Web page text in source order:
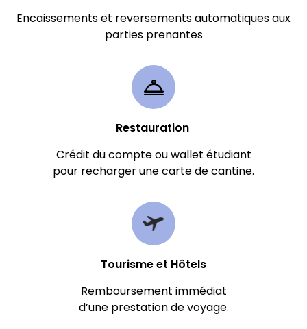
Encaissements et reversements automatiques aux
parties prenantes
Restauration
Crédit du compte ou wallet étudiant
pour recharger une carte de cantine.
Tourisme et Hôtels
Remboursement immédiat
d’une prestation de voyage.